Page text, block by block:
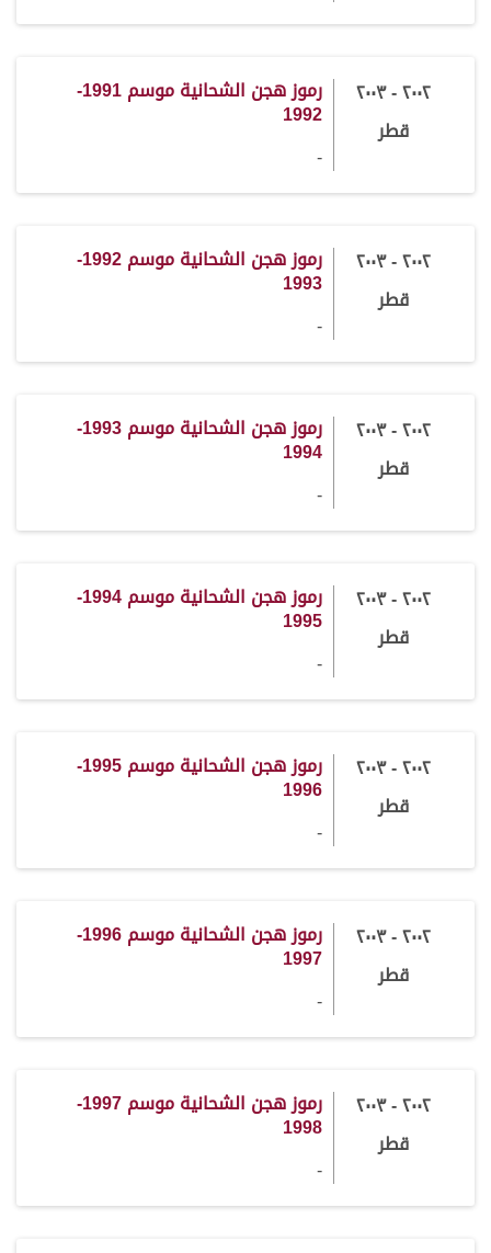
٢٠٠٢ - ٢٠٠٣
قطر
رموز هجن الشحانية موسم 1991-
1992
-
٢٠٠٢ - ٢٠٠٣
قطر
رموز هجن الشحانية موسم 1992-
1993
-
٢٠٠٢ - ٢٠٠٣
قطر
رموز هجن الشحانية موسم 1993-
1994
-
٢٠٠٢ - ٢٠٠٣
قطر
رموز هجن الشحانية موسم 1994-
1995
-
٢٠٠٢ - ٢٠٠٣
قطر
رموز هجن الشحانية موسم 1995-
1996
-
٢٠٠٢ - ٢٠٠٣
قطر
رموز هجن الشحانية موسم 1996-
1997
-
٢٠٠٢ - ٢٠٠٣
قطر
رموز هجن الشحانية موسم 1997-
1998
-